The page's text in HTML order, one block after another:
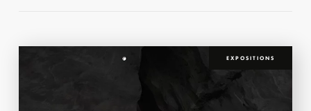
EXPOSITIONS